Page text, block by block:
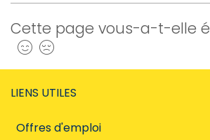
Cette page vous-a-t-elle
Oui
LIENS UTILES
Offres d'emploi